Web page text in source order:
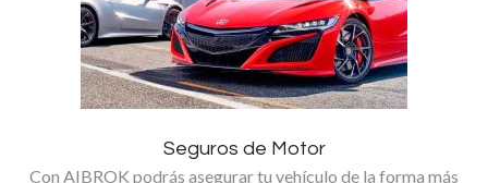
Seguros de Motor
Con AIBROK podrás asegurar tu vehículo de la forma más